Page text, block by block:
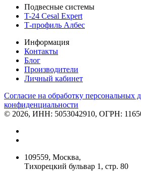
Подвесные системы
T-24 Cesal Expert
Т-профиль Албес
Информация
Контакты
Блог
Производители
Личный кабинет
Согласие на обработку персональных
конфиденциальности
© 2026, ИНН: 5053042910, ОГРН:
109559, Москва,
Тихорецкий бульвар 1, стр. 80